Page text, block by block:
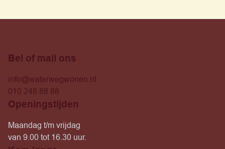
Bel of mail ons
info@waterwegwonen.nl
010 248 88 88
Openingstijden
Maandag t/m vrijdag
van 9.00 tot 16.30 uur.